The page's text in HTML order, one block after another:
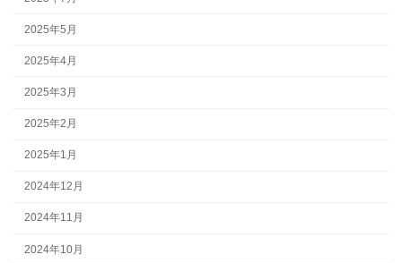
2025年5月
2025年4月
2025年3月
2025年2月
2025年1月
2024年12月
2024年11月
2024年10月